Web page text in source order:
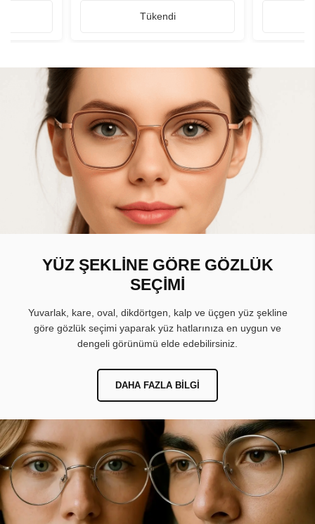
Tükendi
YÜZ ŞEKLİNE GÖRE GÖZLÜK
SEÇİMİ
Yuvarlak, kare, oval, dikdörtgen, kalp ve üçgen yüz şekline
göre gözlük seçimi yaparak yüz hatlarınıza en uygun ve
dengeli görünümü elde edebilirsiniz.
DAHA FAZLA BILGI